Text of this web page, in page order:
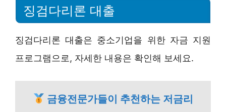
징검다리론 대출
징검다리론 대출은 중소기업을 위한 자금 지원
프로그램으로, 자세한 내용은 확인해 보세요.
금융전문가들이 추천하는 저금리